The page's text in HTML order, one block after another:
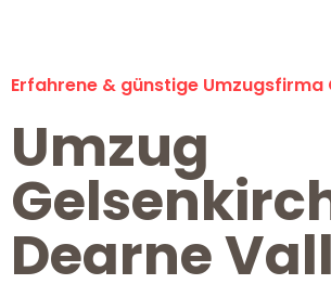
Erfahrene & günstige Umzugsfirma
Umzug
Dearne